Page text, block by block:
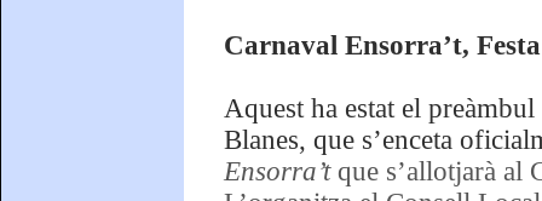
Carnaval Ensorra’t,
Aquest ha estat el
Blanes, que s’enceta
Ensorra’t que s’allotjarà al